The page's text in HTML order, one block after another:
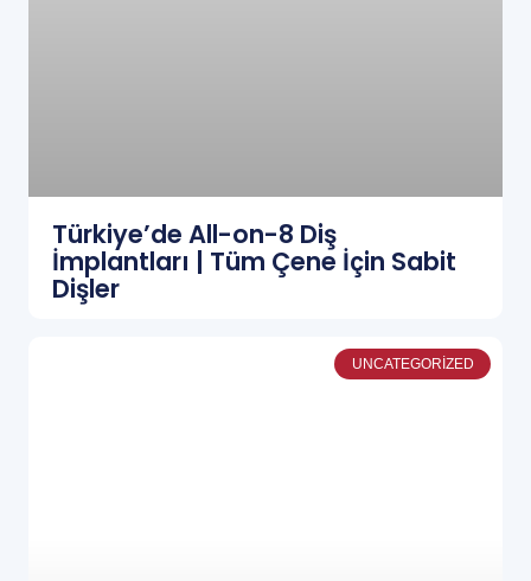
Türkiye’de All-on-8 Diş
İmplantları | Tüm Çene İçin Sabit
Dişler
UNCATEGORIZED